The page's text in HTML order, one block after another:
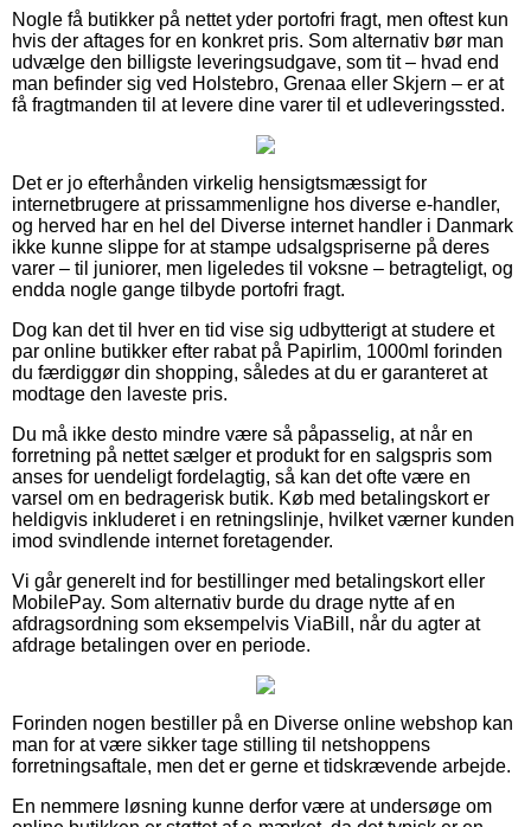
Nogle få butikker på nettet yder portofri fragt, men oftest kun
hvis der aftages for en konkret pris. Som alternativ bør man
udvælge den billigste leveringsudgave, som tit – hvad end
man befinder sig ved Holstebro, Grenaa eller Skjern – er at
få fragtmanden til at levere dine varer til et udleveringssted.
Det er jo efterhånden virkelig hensigtsmæssigt for
internetbrugere at prissammenligne hos diverse e-handler,
og herved har en hel del Diverse internet handler i Danmark
ikke kunne slippe for at stampe udsalgspriserne på deres
varer – til juniorer, men ligeledes til voksne – betragteligt, og
endda nogle gange tilbyde portofri fragt.
Dog kan det til hver en tid vise sig udbytterigt at studere et
par online butikker efter rabat på Papirlim, 1000ml forinden
du færdiggør din shopping, således at du er garanteret at
modtage den laveste pris.
Du må ikke desto mindre være så påpasselig, at når en
forretning på nettet sælger et produkt for en salgspris som
anses for uendeligt fordelagtig, så kan det ofte være en
varsel om en bedragerisk butik. Køb med betalingskort er
heldigvis inkluderet i en retningslinje, hvilket værner kunden
imod svindlende internet foretagender.
Vi går generelt ind for bestillinger med betalingskort eller
MobilePay. Som alternativ burde du drage nytte af en
afdragsordning som eksempelvis ViaBill, når du agter at
afdrage betalingen over en periode.
Forinden nogen bestiller på en Diverse online webshop kan
man for at være sikker tage stilling til netshoppens
forretningsaftale, men det er gerne et tidskrævende arbejde.
En nemmere løsning kunne derfor være at undersøge om